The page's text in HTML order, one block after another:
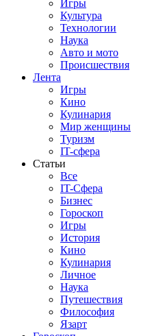
Игры
Культура
Технологии
Наука
Авто и мото
Происшествия
Лента
Игры
Кино
Кулинария
Мир женщины
Туризм
IT-сфера
Статьи
Все
IT-Сфера
Бизнес
Гороскоп
Игры
История
Кино
Кулинария
Личное
Наука
Путешествия
Философия
Язарт